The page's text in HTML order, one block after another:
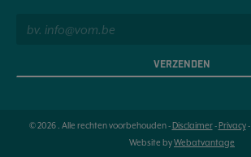
VERZENDEN
© 2026 . Alle rechten voorbehouden -Disclaimer-Privacy-
Website byWebatvantage